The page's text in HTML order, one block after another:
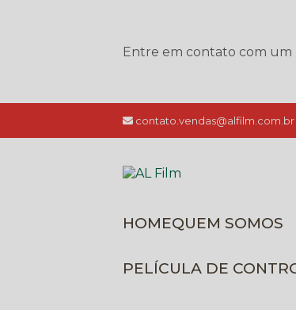
Entre em contato com um
contato.vendas@alfilm.com.br
HOME
QUEM SOMOS
PELÍCULA DE